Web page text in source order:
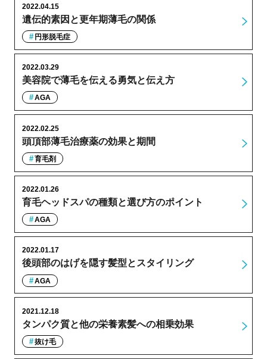
遺伝的素因と更年期薄毛の関係
2022.04.15
円形脱毛症
美容院で薄毛を伝える勇気と伝え方
2022.03.29
AGA
頭頂部薄毛治療薬の効果と期間
2022.02.25
育毛剤
育毛ヘッドスパの種類と選び方のポイント
2022.01.26
AGA
後頭部のはげを隠す髪型とスタイリング
2022.01.17
AGA
タンパク質と他の栄養素髪への相乗効果
2021.12.18
抜け毛